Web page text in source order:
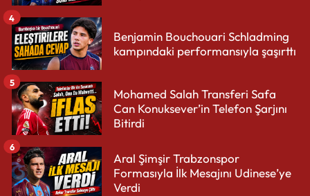
Benjamin Bouchouari Schladming
kampındaki performansıyla şaşırttı
4
Mohamed Salah Transferi Safa
Can Konuksever’in Telefon Şarjını
Bitirdi
5
Aral Şimşir Trabzonspor
Formasıyla İlk Mesajını Udinese’ye
Verdi
6